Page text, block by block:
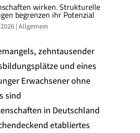
wirken. Strukturelle
begrenzen ihr Potenzial
| Allgemein
zehntausender
und eines
Erwachsener ohne
sind
in Deutschland
etabliertes